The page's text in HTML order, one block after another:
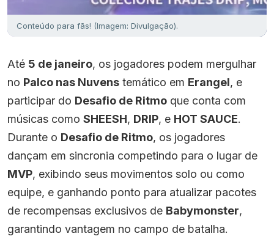
Conteúdo para fãs! (Imagem: Divulgação).
Até 5 de janeiro, os jogadores podem mergulhar
no Palco nas Nuvens temático em Erangel, e
participar do Desafio de Ritmo que conta com
músicas como SHEESH, DRIP, e HOT SAUCE.
Durante o Desafio de Ritmo, os jogadores
dançam em sincronia competindo para o lugar de
MVP, exibindo seus movimentos solo ou como
equipe, e ganhando ponto para atualizar pacotes
de recompensas exclusivos de Babymonster,
garantindo vantagem no campo de batalha.